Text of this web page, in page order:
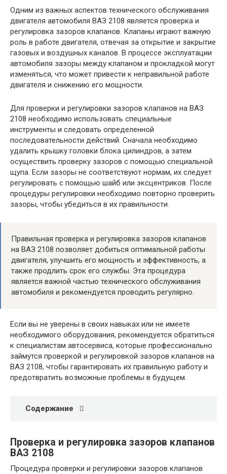
Одним из важных аспектов технического обслуживания
двигателя автомобиля ВАЗ 2108 является проверка и
регулировка зазоров клапанов. Клапаны играют важную
роль в работе двигателя, отвечая за открытие и закрытие
газовых и воздушных каналов. В процессе эксплуатации
автомобиля зазоры между клапаном и прокладкой могут
изменяться, что может привести к неправильной работе
двигателя и снижению его мощности.
Для проверки и регулировки зазоров клапанов на ВАЗ
2108 необходимо использовать специальные
инструменты и следовать определенной
последовательности действий. Сначала необходимо
удалить крышку головки блока цилиндров, а затем
осуществить проверку зазоров с помощью специальной
щупа. Если зазоры не соответствуют нормам, их следует
регулировать с помощью шайб или эксцентриков. После
процедуры регулировки необходимо повторно проверить
зазоры, чтобы убедиться в их правильности.
Правильная проверка и регулировка зазоров клапанов
на ВАЗ 2108 позволяет добиться оптимальной работы
двигателя, улучшить его мощность и эффективность, а
также продлить срок его службы. Эта процедура
является важной частью технического обслуживания
автомобиля и рекомендуется проводить регулярно.
Если вы не уверены в своих навыках или не имеете
необходимого оборудования, рекомендуется обратиться
к специалистам автосервиса, которые профессионально
займутся проверкой и регулировкой зазоров клапанов на
ВАЗ 2108, чтобы гарантировать их правильную работу и
предотвратить возможные проблемы в будущем.
Содержание
Проверка и регулировка зазоров клапанов
ВАЗ 2108
Процедура проверки и регулировки зазоров клапанов